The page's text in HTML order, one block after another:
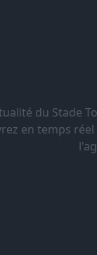
du Stade
en temps